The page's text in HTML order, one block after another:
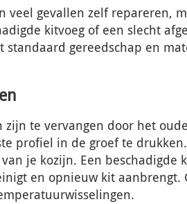
veel gevallen zelf repareren,
kitvoeg of een slecht
standaard gereedschap en
te vervangen door het
profiel in de groef te
je kozijn. Een beschadigde
en opnieuw kit aanbrengt.